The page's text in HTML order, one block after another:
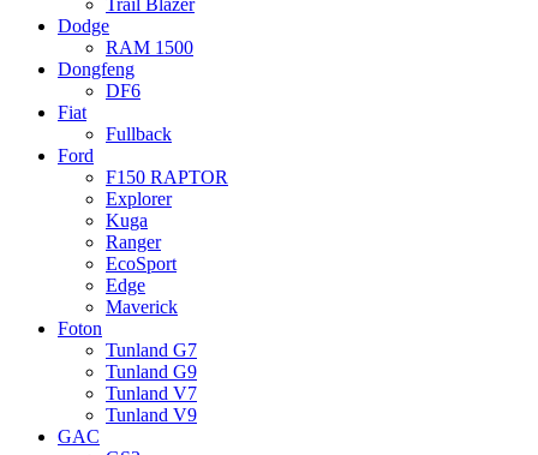
Dodge
RAM 1500
Dongfeng
DF6
Fiat
Fullback
Ford
F150 RAPTOR
Explorer
Kuga
Ranger
EcoSport
Edge
Maverick
Foton
Tunland G7
Tunland G9
Tunland V7
Tunland V9
GAC